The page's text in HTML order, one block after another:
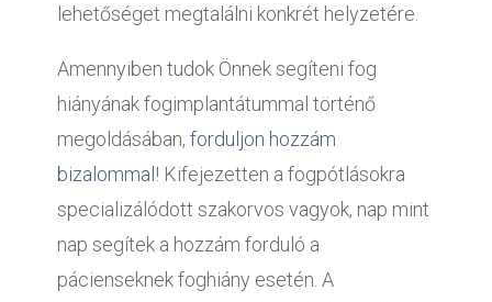
lehetőséget megtalálni konkrét helyzetére.
Amennyiben tudok Önnek segíteni fog
hiányának fogimplantátummal történő
megoldásában, forduljon hozzám
bizalommal ! Kifejezetten a fogpótlásokra
specializálódott szakorvos vagyok, nap mint
nap segítek a hozzám forduló a
pácienseknek foghiány esetén. A